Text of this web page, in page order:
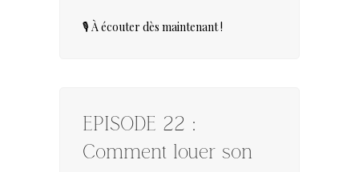
🎙️ À écouter dès maintenant !
EPISODE 22 :
Comment louer son